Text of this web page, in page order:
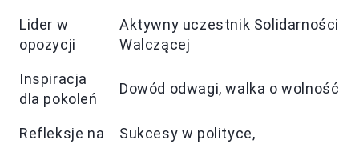
Lider w
opozycji
Aktywny uczestnik Solidarności
Walczącej
Inspiracja
dla pokoleń
Dowód odwagi, walka o wolność
Refleksje na
Sukcesy w polityce,